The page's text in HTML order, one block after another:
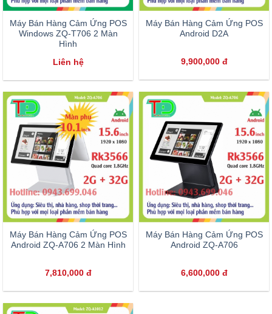
Máy Bán Hàng Cảm Ứng POS
Windows ZQ-T706 2 Màn
Hình
Liên hệ
Máy Bán Hàng Cảm Ứng POS
Android D2A
9,900,000 đ
Máy Bán Hàng Cảm Ứng POS
Android ZQ-A706 2 Màn Hình
7,810,000 đ
Máy Bán Hàng Cảm Ứng POS
Android ZQ-A706
6,600,000 đ